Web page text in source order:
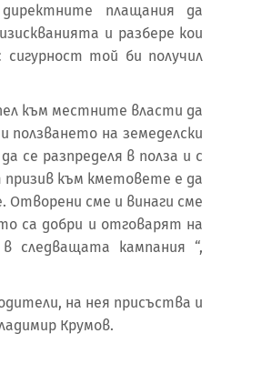
плащания да
и разбере кои
той би получил
към местните власти да
на земеделски
се разпределя в полза и с
към кметовете е да
Отворени сме и винаги сме
са добри и отговарят на
следващата кампания “,
на нея присъства и
Крумов.